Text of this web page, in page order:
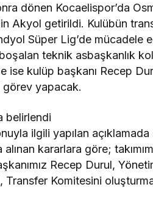
dönen Kocaelispor’da
Akyol getirildi. Kulübün
Süper Lig’de mücadele
boşalan teknik asbaşkanlık
ise kulüp başkanı Recep
görev yapacak.
belirlendi
ilgili yapılan
kararlara göre;
Recep Durul,
Komitesini